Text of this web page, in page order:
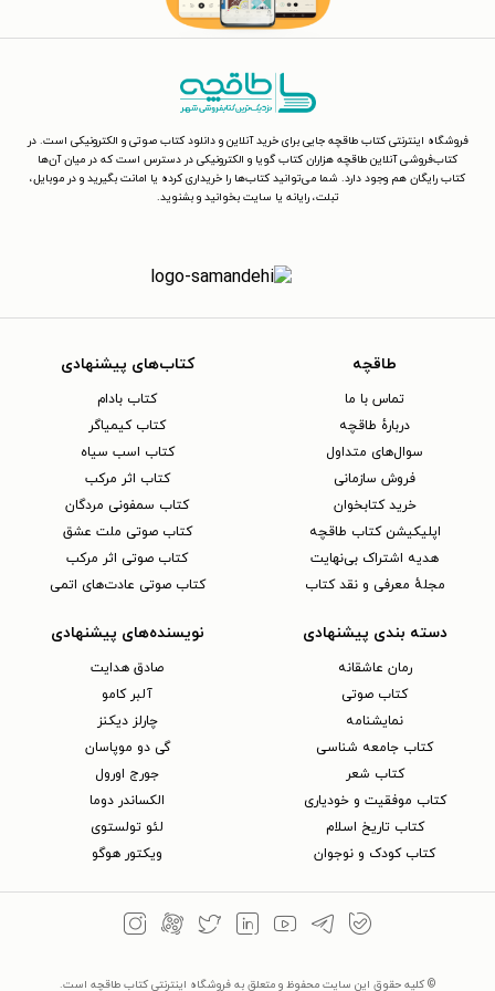
فروشگاه اینترنتی کتاب طاقچه جایی برای خرید آنلاین و دانلود کتاب صوتی و الکترونیکی است. در
کتاب‌فروشی آنلاین طاقچه هزاران کتاب گویا و الکترونیکی در دسترس است که در میان آن‌ها
کتاب رایگان هم وجود دارد. شما می‌توانید کتاب‌ها را خریداری کرده یا امانت بگیرید و در موبایل،
تبلت، رایانه یا سایت بخوانید و بشنوید.
طاقچه
تماس با ما
دربارهٔ طاقچه
سوال‌های متداول
فروش سازمانی
خرید کتابخوان
اپلیکیشن کتاب طاقچه
هدیه اشتراک بی‌نهایت
مجلهٔ معرفی و نقد کتاب
کتاب‌های پیشنهادی
کتاب بادام
کتاب کیمیاگر
کتاب اسب سیاه
کتاب اثر مرکب
کتاب سمفونی مردگان
کتاب صوتی ملت عشق
کتاب صوتی اثر مرکب
کتاب صوتی عادت‌های اتمی
دسته بندی پیشنهادی
رمان عاشقانه
کتاب‌ صوتی
نمایشنامه
کتاب جامعه شناسی
کتاب شعر
کتاب موفقیت و خودیاری
کتاب تاریخ اسلام
کتاب کودک و نوجوان
نویسنده‌های پیشنهادی
صادق هدایت
آلبر کامو
چارلز دیکنز
گی دو موپاسان
جورج اورول
الکساندر دوما
لئو تولستوی
ویکتور هوگو
© کلیه حقوق این سایت محفوظ و متعلق به فروشگاه اینترنتی کتاب طاقچه است.